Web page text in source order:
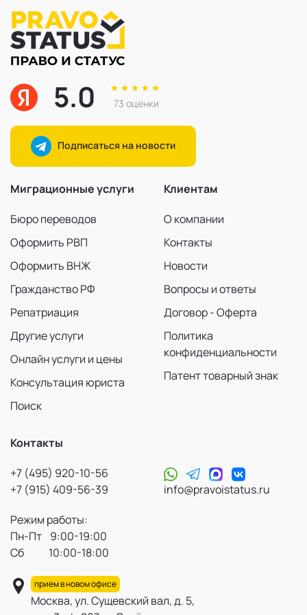
5.0 73 оценки
Подписаться на новости
Миграционные услуги
Бюро переводов
Оформить РВП
Оформить ВНЖ
Гражданство РФ
Репатриация
Другие услуги
Онлайн услуги и цены
Консультация юриста
Поиск
Клиентам
О компании
Контакты
Новости
Вопросы и ответы
Договор - Оферта
Политика
конфиденциальности
Патент товарный знак
Контакты
+7 (495) 920-10-56
+7 (915) 409-56-39
info@pravoistatus.ru
Режим работы:
Пн-Пт 9:00-19:00
Сб 10:00-18:00
прием в новом офисе
Москва, ул. Сущевский вал, д. 5,